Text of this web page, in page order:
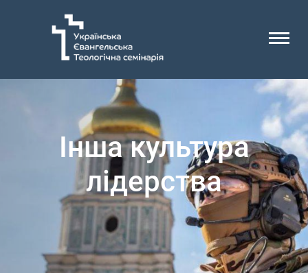
Інша культура
лідерства